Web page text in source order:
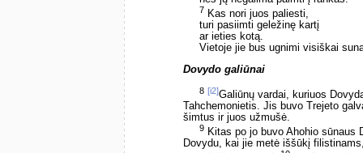
7 Kas nori juos paliesti,
turi pasiimti geležinę kartį
ar ieties kotą.
Vietoje jie bus ugnimi visiškai
Dovydo galiūnai
8 [i2]Galiūnų vardai, kuriuos
Tahchemonietis. Jis buvo Trejeto
šimtus ir juos užmušė.
9 Kitas po jo buvo Ahohio sūnaus
Dovydu, kai jie metė iššūkį